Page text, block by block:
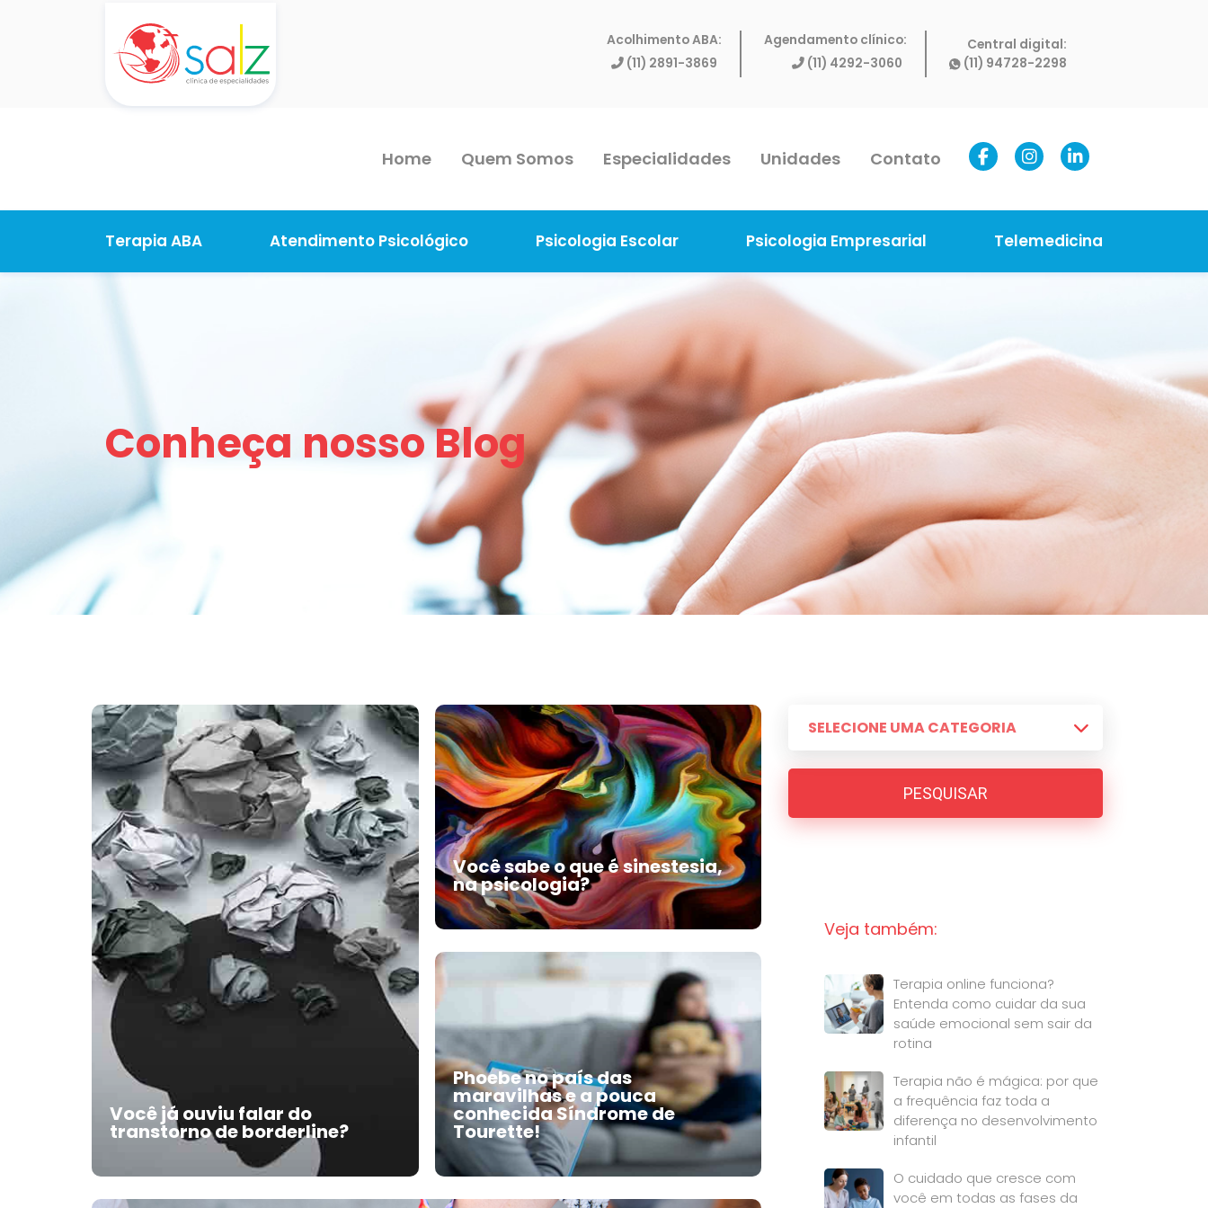
Acolhimento ABA:
(11) 2891-3869
Agendamento clínico:
(11) 4292-3060
Central digital:
(11) 94728-2298
Home Quem Somos Especialidades Unidades Contato
Terapia ABA Atendimento Psicológico Psicologia Escolar Psicologia Empresarial Telemedicina
Conheça nosso Blog
Você já ouviu falar do
transtorno de borderline?
Você sabe o que é sinestesia,
na psicologia?
Phoebe no país das
maravilhas e a pouca
conhecida Síndrome de
Tourette!
PESQUISAR
Veja também:
Terapia online funciona?
Entenda como cuidar da sua
saúde emocional sem sair da
rotina
Terapia não é mágica: por que
a frequência faz toda a
diferença no desenvolvimento
infantil
O cuidado que cresce com
você em todas as fases da